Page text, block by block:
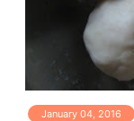
January 04, 2016